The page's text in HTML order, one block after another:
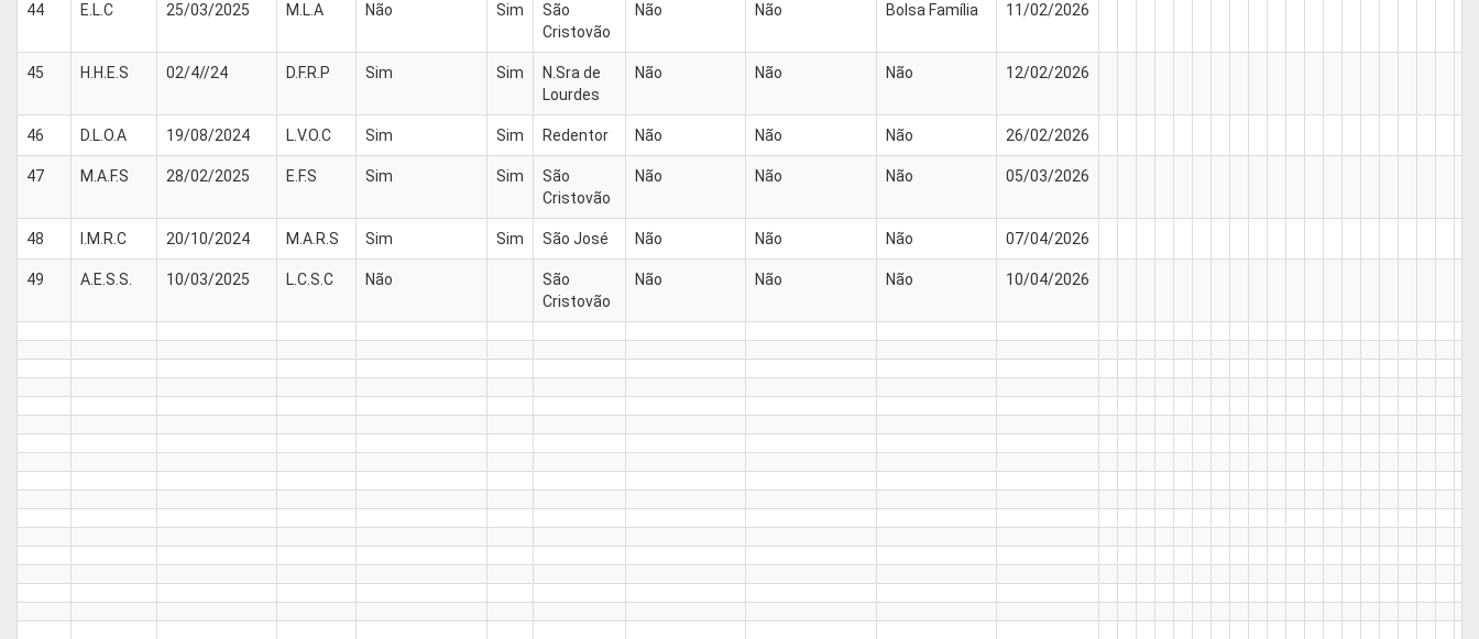
44 E.L.C 25/03/2025 M.L.A Não Sim
São
Cristovão
Não Não Bolsa Família 11/02/2026
45 H.H.E.S 02/4//24 D.F.R.P Sim Sim
N.Sra de
Lourdes
Não Não Não 12/02/2026
46 D.L.O.A 19/08/2024 L.V.O.C Sim Sim Redentor Não Não Não 26/02/2026
47 M.A.F.S 28/02/2025 E.F.S Sim Sim
São
Cristovão
Não Não Não 05/03/2026
48 I.M.R.C 20/10/2024 M.A.R.S Sim Sim São José Não Não Não 07/04/2026
49 A.E.S.S. 10/03/2025 L.C.S.C Não
São
Cristovão
Não Não Não 10/04/2026